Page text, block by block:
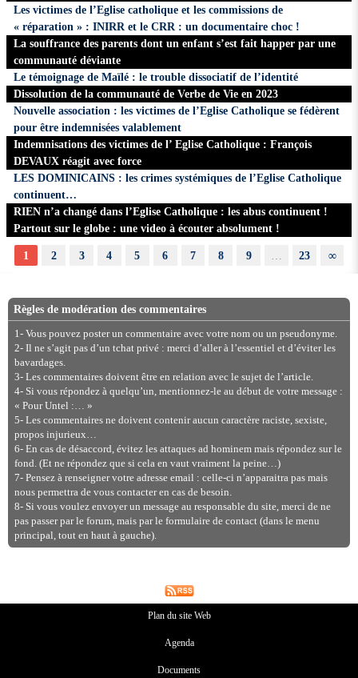
Les victimes de l’Eglise catholique et les commissions de
« réparation » : INIRR et le CRR : un documentaire choc !
La souffrance des parents dont un enfant s’est fait happer par une
communauté déviante
Le témoignage de Maïlé : le trouble dissociatif de l’identité
Dissolution de la communauté de Verbe de Vie en 2023
Nouvelle association : les victimes de l’Eglise Catholique se fédèrent
pour être indemnisées valablement
Indemnisations des victimes de l’ Eglise Catholique : François
DEVAUX réagit avec force
LES DOMINICAINS : les crimes systémiques de l’Eglise Catholique
continuent…
RIEN n’a changé dans l’Eglise Catholique : les abus continuent !
Partout sur le globe : une video à écouter absolument !
1 2 3 4 5 6 7 8 9 23 ∞
Règles de modération des commentaires
1- Vous pouvez poster un commentaire avec votre nom ou un pseudonyme.
2- Il ne s’agit pas d’un tchat privé : merci d’aller à l’essentiel et d’éviter les
bavardages.
3- Les commentaires doivent être en relation avec le sujet de l’article.
4- Si vous répondez à quelqu’un, mentionnez-le au début de votre message :
« Pour Untel :… »
5- Les commentaires ne doivent contenir aucun caractère raciste, sexiste,
propos injurieux…
6- En cas de désaccord, évitez les attaques ad hominem mais répondez sur le
fond. (Et ne répondez que si cela en vaut vraiment la peine…)
7- Pensez à renseigner votre adresse email : celle-ci n’apparaitra pas mais
nous permettra de vous contacter en cas de besoin.
8- Si vous voulez envoyer un message au responsable du site, merci de ne
pas passer par le forum, mais par le formulaire de contact (dans le menu
principal, tout en haut à gauche).
Plan du site Web
Agenda
Documents